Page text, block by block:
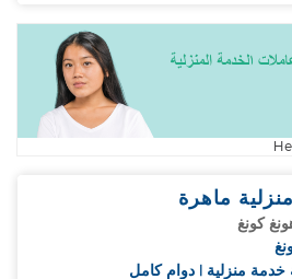
ماهرة
كونغ
خدمة منزلية | دوام كامل